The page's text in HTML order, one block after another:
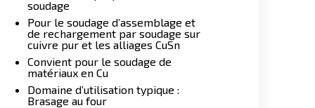
soudage
Pour le soudage d’assemblage et
de rechargement par soudage sur
cuivre pur et les alliages CuSn
Convient pour le soudage de
matériaux en Cu
Domaine d’utilisation typique :
Brasage au four